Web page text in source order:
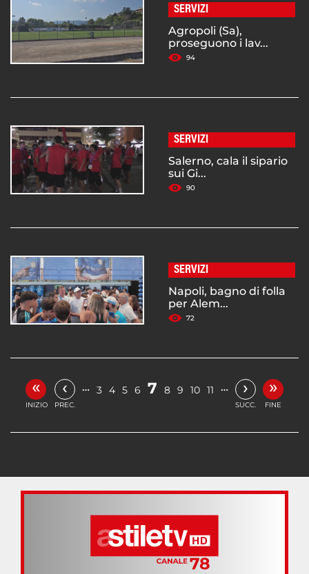
SERVIZI
Agropoli (Sa),
proseguono i lav...
94
SERVIZI
Salerno, cala il sipario
sui Gi...
90
SERVIZI
Napoli, bagno di folla
per Alem...
72
«
INIZIO
‹
PREC.
… 3 4 5 6 7 8 9 10 11 … ›
SUCC.
»
FINE